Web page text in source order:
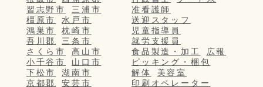
習志野市
三浦市
橿原市
水戸市
鴻巣市
枕崎市
吾川郡
三条市
さくら市
高山市
小千谷市
山口市
下松市
湖南市
京都郡
安芸市
准看護師
送迎スタッフ
児童指導員
就労支援員
食品製造・加工
広報
ピッキング・梱包
解体
美容室
印刷オペレーター